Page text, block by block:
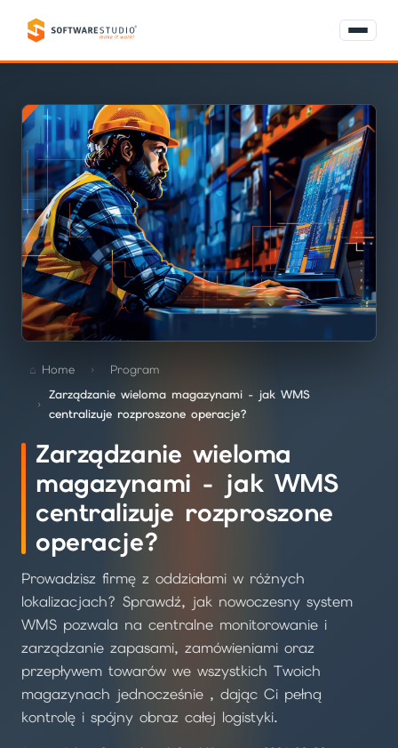
Home
Program
Zarządzanie wieloma magazynami - jak WMS
centralizuje rozproszone operacje?
Zarządzanie wieloma
magazynami - jak WMS
centralizuje rozproszone
operacje?
Prowadzisz firmę z oddziałami w różnych
lokalizacjach? Sprawdź, jak nowoczesny system
WMS pozwala na centralne monitorowanie i
zarządzanie zapasami, zamówieniami oraz
przepływem towarów we wszystkich Twoich
magazynach jednocześnie , dając Ci pełną
kontrolę i spójny obraz całej logistyki.